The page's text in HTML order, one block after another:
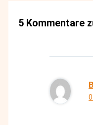
5 Kommentare